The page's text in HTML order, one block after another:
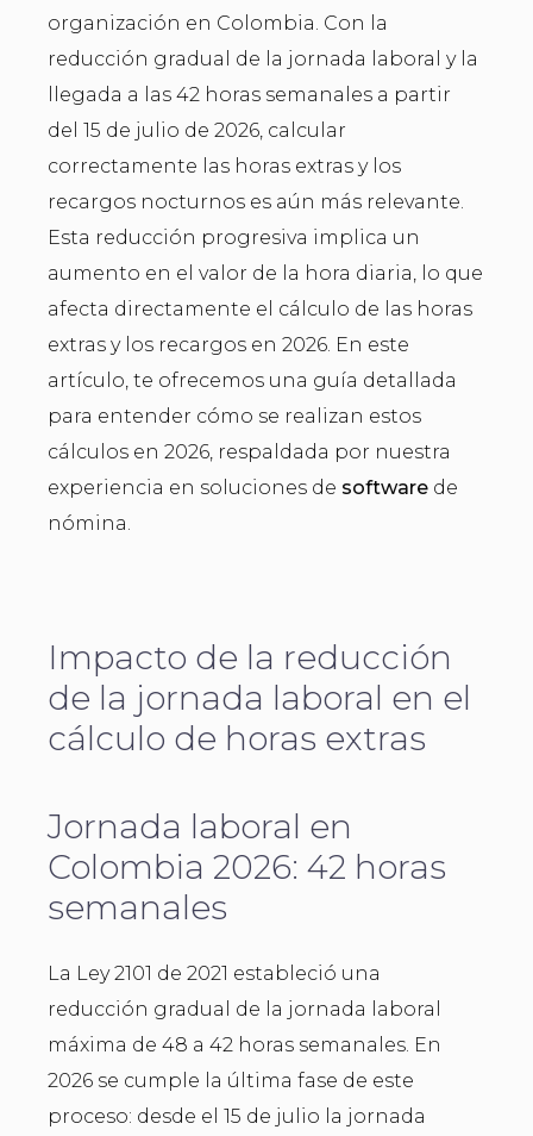
organización en Colombia. Con la
reducción gradual de la jornada laboral y la
llegada a las 42 horas semanales a partir
del 15 de julio de 2026, calcular
correctamente las horas extras y los
recargos nocturnos es aún más relevante.
Esta reducción progresiva implica un
aumento en el valor de la hora diaria, lo que
afecta directamente el cálculo de las horas
extras y los recargos en 2026. En este
artículo, te ofrecemos una guía detallada
para entender cómo se realizan estos
cálculos en 2026, respaldada por nuestra
experiencia en soluciones de software de
nómina.
Impacto de la reducción
de la jornada laboral en el
cálculo de horas extras
Jornada laboral en
Colombia 2026: 42 horas
semanales
La Ley 2101 de 2021 estableció una
reducción gradual de la jornada laboral
máxima de 48 a 42 horas semanales. En
2026 se cumple la última fase de este
proceso: desde el 15 de julio la jornada